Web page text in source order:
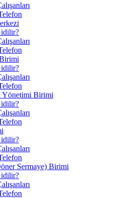
Yönetimi Birimi
Sermaye) Birimi